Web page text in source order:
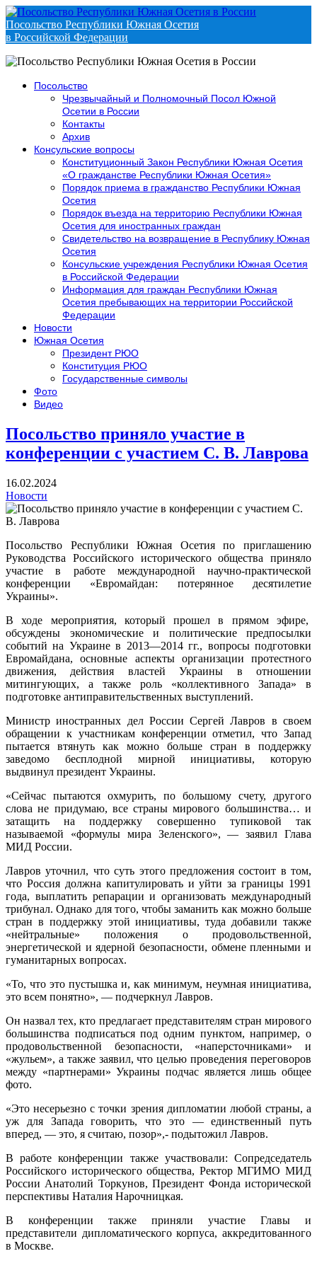
Посольство Республики Южная Осетия
в Российской Федерации
Посольство
Чрезвычайный и Полномочный Посол Южной
Осетии в России
Контакты
Архив
Консульские вопросы
Конституционный Закон Республики Южная Осетия
«О гражданстве Республики Южная Осетия»
Порядок приема в гражданство Республики Южная
Осетия
Порядок въезда на территорию Республики Южная
Осетия для иностранных граждан
Свидетельство на возвращение в Республику Южная
Осетия
Консульские учреждения Республики Южная Осетия
в Российской Федерации
Информация для граждан Республики Южная
Осетия пребывающих на территории Российской
Федерации
Новости
Южная Осетия
Президент РЮО
Конституция РЮО
Государственные символы
Фото
Видео
Посольство приняло участие в
конференции с участием С. В. Лаврова
16.02.2024
Новости
Посольство Республики Южная Осетия по приглашению
Руководства Российского исторического общества приняло
участие в работе международной научно-практической
конференции «Евромайдан: потерянное десятилетие
Украины».
В ходе мероприятия, который прошел в прямом эфире,
обсуждены экономические и политические предпосылки
событий на Украине в 2013—2014 гг., вопросы подготовки
Евромайдана, основные аспекты организации протестного
движения, действия властей Украины в отношении
митингующих, а также роль «коллективного Запада» в
подготовке антиправительственных выступлений.
Министр иностранных дел России Сергей Лавров в своем
обращении к участникам конференции отметил, что Запад
пытается втянуть как можно больше стран в поддержку
заведомо бесплодной мирной инициативы, которую
выдвинул президент Украины.
«Сейчас пытаются охмурить, по большому счету, другого
слова не придумаю, все страны мирового большинства… и
затащить на поддержку совершенно тупиковой так
называемой «формулы мира Зеленского», — заявил Глава
МИД России.
Лавров уточнил, что суть этого предложения состоит в том,
что Россия должна капитулировать и уйти за границы 1991
года, выплатить репарации и организовать международный
трибунал. Однако для того, чтобы заманить как можно больше
стран в поддержку этой инициативы, туда добавили также
«нейтральные» положения о продовольственной,
энергетической и ядерной безопасности, обмене пленными и
гуманитарных вопросах.
«То, что это пустышка и, как минимум, неумная инициатива,
это всем понятно», — подчеркнул Лавров.
Он назвал тех, кто предлагает представителям стран мирового
большинства подписаться под одним пунктом, например, о
продовольственной безопасности, «наперсточниками» и
«жульем», а также заявил, что целью проведения переговоров
между «партнерами» Украины подчас является лишь общее
фото.
«Это несерьезно с точки зрения дипломатии любой страны, а
уж для Запада говорить, что это — единственный путь
вперед, — это, я считаю, позор»,- подытожил Лавров.
В работе конференции также участвовали: Сопредседатель
Российского исторического общества, Ректор МГИМО МИД
России Анатолий Торкунов, Президент Фонда исторической
перспективы Наталия Нарочницкая.
В конференции также приняли участие Главы и
представители дипломатического корпуса, аккредитованного
в Москве.